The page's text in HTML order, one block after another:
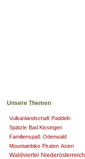
Unsere Themen
Vulkanlandschaft Paddeln
Spätzle Bad Kissingen
Familienspaß Odenwald
Mountainbike Piraten Asien
Waldviertel Niederösterreich